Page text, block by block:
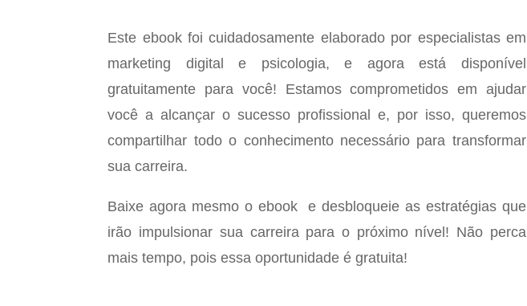
Este ebook foi cuidadosamente elaborado por especialistas em
marketing digital e psicologia, e agora está disponível
gratuitamente para você! Estamos comprometidos em ajudar
você a alcançar o sucesso profissional e, por isso, queremos
compartilhar todo o conhecimento necessário para transformar
sua carreira.
Baixe agora mesmo o ebook e desbloqueie as estratégias que
irão impulsionar sua carreira para o próximo nível! Não perca
mais tempo, pois essa oportunidade é gratuita!